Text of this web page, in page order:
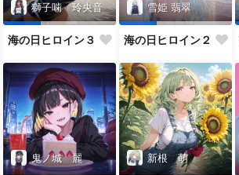
獅子噛 玲央音
海の日ヒロイン３
雪姫 翡翠
海の日ヒロイン２
鬼ノ城 麗 新根 萌